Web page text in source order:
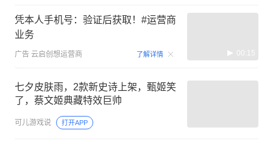
凭本人手机号：验证后获取！#运营商
业务
广告 云启创想运营商 了解详情 00:15
七夕皮肤雨，2款新史诗上架，甄姬笑
了，蔡文姬典藏特效巨帅
可儿游戏说 打开APP